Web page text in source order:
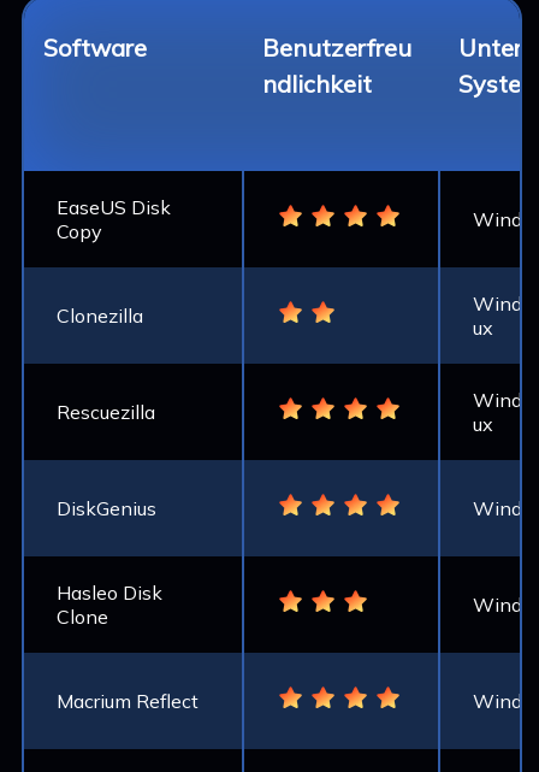
Software
Benutzerfreu
ndlichkeit
EaseUS Disk
Copy
Clonezilla
ux
Rescuezilla
ux
DiskGenius
Hasleo Disk
Clone
Macrium Reflect